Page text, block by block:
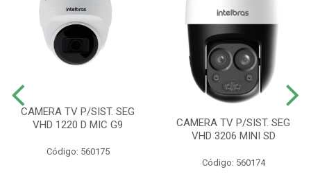
CAMERA TV P/SIST. SEG
VHD 1220 D MIC G9
Código: 560175
CAMERA TV P/SIST. SEG
VHD 3206 MINI SD
Código: 560174